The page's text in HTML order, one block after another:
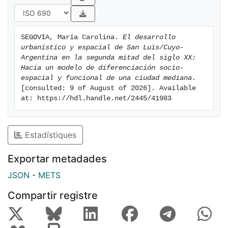
sistemáticos de reorganización. Sirvió de ejemplo para
evaluar aspectos favorables y flaquezas en este nuevo
impacto que su desarrollo poblacional y espacial
generó dentro del sistema urbano provincial, regional
y nacional.
La metodología seguida fue esencialmente
exploratoria. Se elaboraron, describieron y
compararon datos estadísticos: censales
demográficos y económicos usando tablas. Se
relacionaron patrones espaciales en diferentes
períodos históricos con políticas y medidas
implementadas por el gobierno. Mediante mapas se
graficaron los modelos de diferenciación socio-
espacial y funcional de cada etapa hasta la ciudad
actual. Se determinaron los indicadores básicos que
caracterizaron la evolución del modelo de ciudad, se
SEGOVIA, María Carolina. El desarrollo
urbanístico y espacial de San Luis/Cuyo-
Argentina en la segunda mitad del siglo XX:
Hacia un modelo de diferenciación socio-
espacial y funcional de una ciudad mediana.
[consulted: 9 of August of 2026]. Available
at: https://hdl.handle.net/2445/41983
Estadístiques
Exportar metadades
JSON - METS
Compartir registre